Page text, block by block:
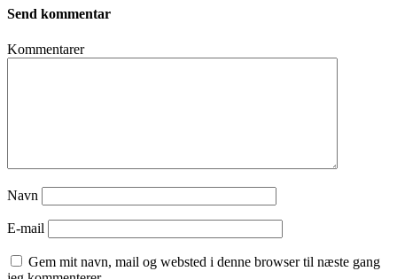
Send kommentar
Kommentarer
Navn
E-mail
Gem mit navn, mail og websted i denne browser til næste gang